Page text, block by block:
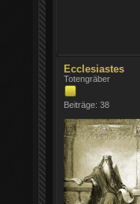
Ecclesiastes
Totengräber
Beiträge: 38